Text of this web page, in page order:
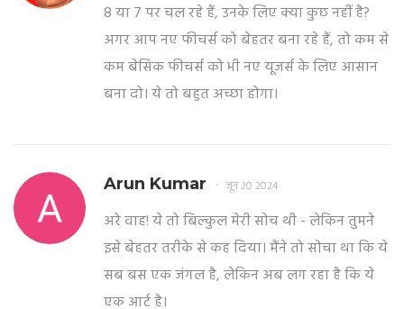
8 या 7 पर चल रहे हैं, उनके लिए क्या कुछ नहीं है?
अगर आप नए फीचर्स को बेहतर बना रहे हैं, तो कम से
कम बेसिक फीचर्स को भी नए यूजर्स के लिए आसान
बना दो। ये तो बहुत अच्छा होगा।
Arun Kumar जून 20 2024
अरे वाह! ये तो बिल्कुल मेरी सोच थी - लेकिन तुमने
इसे बेहतर तरीके से कह दिया। मैंने तो सोचा था कि ये
सब बस एक जंगल है, लेकिन अब लग रहा है कि ये
एक आर्ट है।